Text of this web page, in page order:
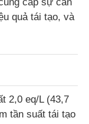
quả tái tạo, và
2,0 eq/L (43,7
tần suất tái tạo